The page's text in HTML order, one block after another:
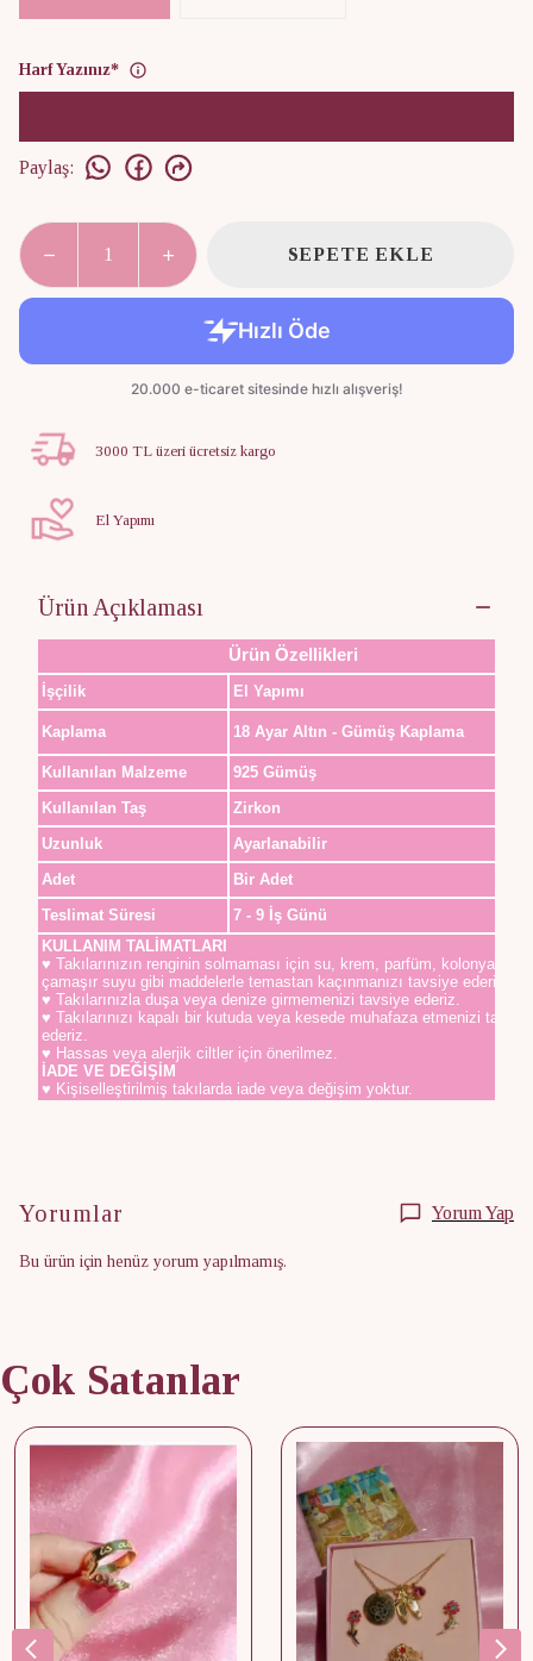
Harf Yazınız*
Paylaş:
SEPETE EKLE
3000 TL üzeri ücretsiz kargo
El Yapımı
Ürün Açıklaması
Ürün Özellikleri
İşçilik El Yapımı
Kaplama 18 Ayar Altın - Gümüş Kaplama
Kullanılan Malzeme
925 Gümüş
Kullanılan Taş
Zirkon
Uzunluk
Ayarlanabilir
Adet
Bir Adet
Teslimat Süresi
7 - 9 İş Günü
KULLANIM TALİMATLARI
♥ Takılarınızın renginin solmaması için su, krem, parfüm, kolonya,
çamaşır suyu gibi maddelerle temastan kaçınmanızı tavsiye ederiz.
♥ Takılarınızla duşa veya denize girmemenizi tavsiye ederiz.
♥ Takılarınızı kapalı bir kutuda veya kesede muhafaza etmenizi
ederiz.
♥ Hassas veya alerjik ciltler için önerilmez.
İADE VE DEĞİŞİM
♥ Kişiselleştirilmiş takılarda iade veya değişim yoktur.
Yorumlar Yorum Yap
Bu ürün için henüz yorum yapılmamış.
Çok Satanlar